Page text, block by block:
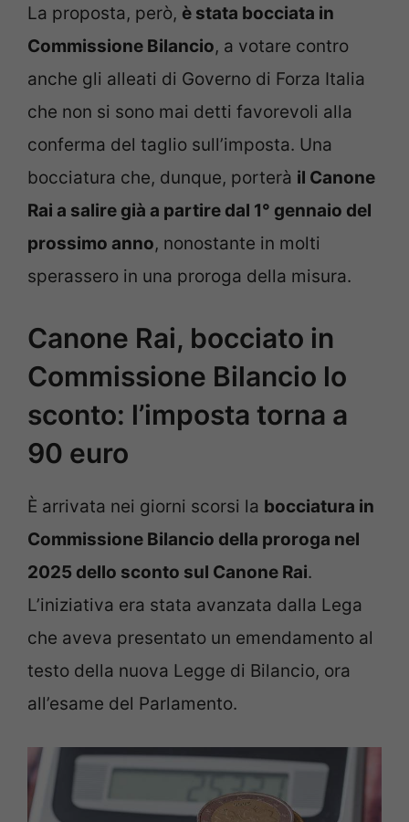
La proposta, però, è stata bocciata in
Commissione Bilancio, a votare contro
anche gli alleati di Governo di Forza Italia
che non si sono mai detti favorevoli alla
conferma del taglio sull’imposta. Una
bocciatura che, dunque, porterà il Canone
Rai a salire già a partire dal 1° gennaio del
prossimo anno, nonostante in molti
sperassero in una proroga della misura.
Canone Rai, bocciato in
Commissione Bilancio lo
sconto: l’imposta torna a
90 euro
È arrivata nei giorni scorsi la bocciatura in
Commissione Bilancio della proroga nel
2025 dello sconto sul Canone Rai.
L’iniziativa era stata avanzata dalla Lega
che aveva presentato un emendamento al
testo della nuova Legge di Bilancio, ora
all’esame del Parlamento.